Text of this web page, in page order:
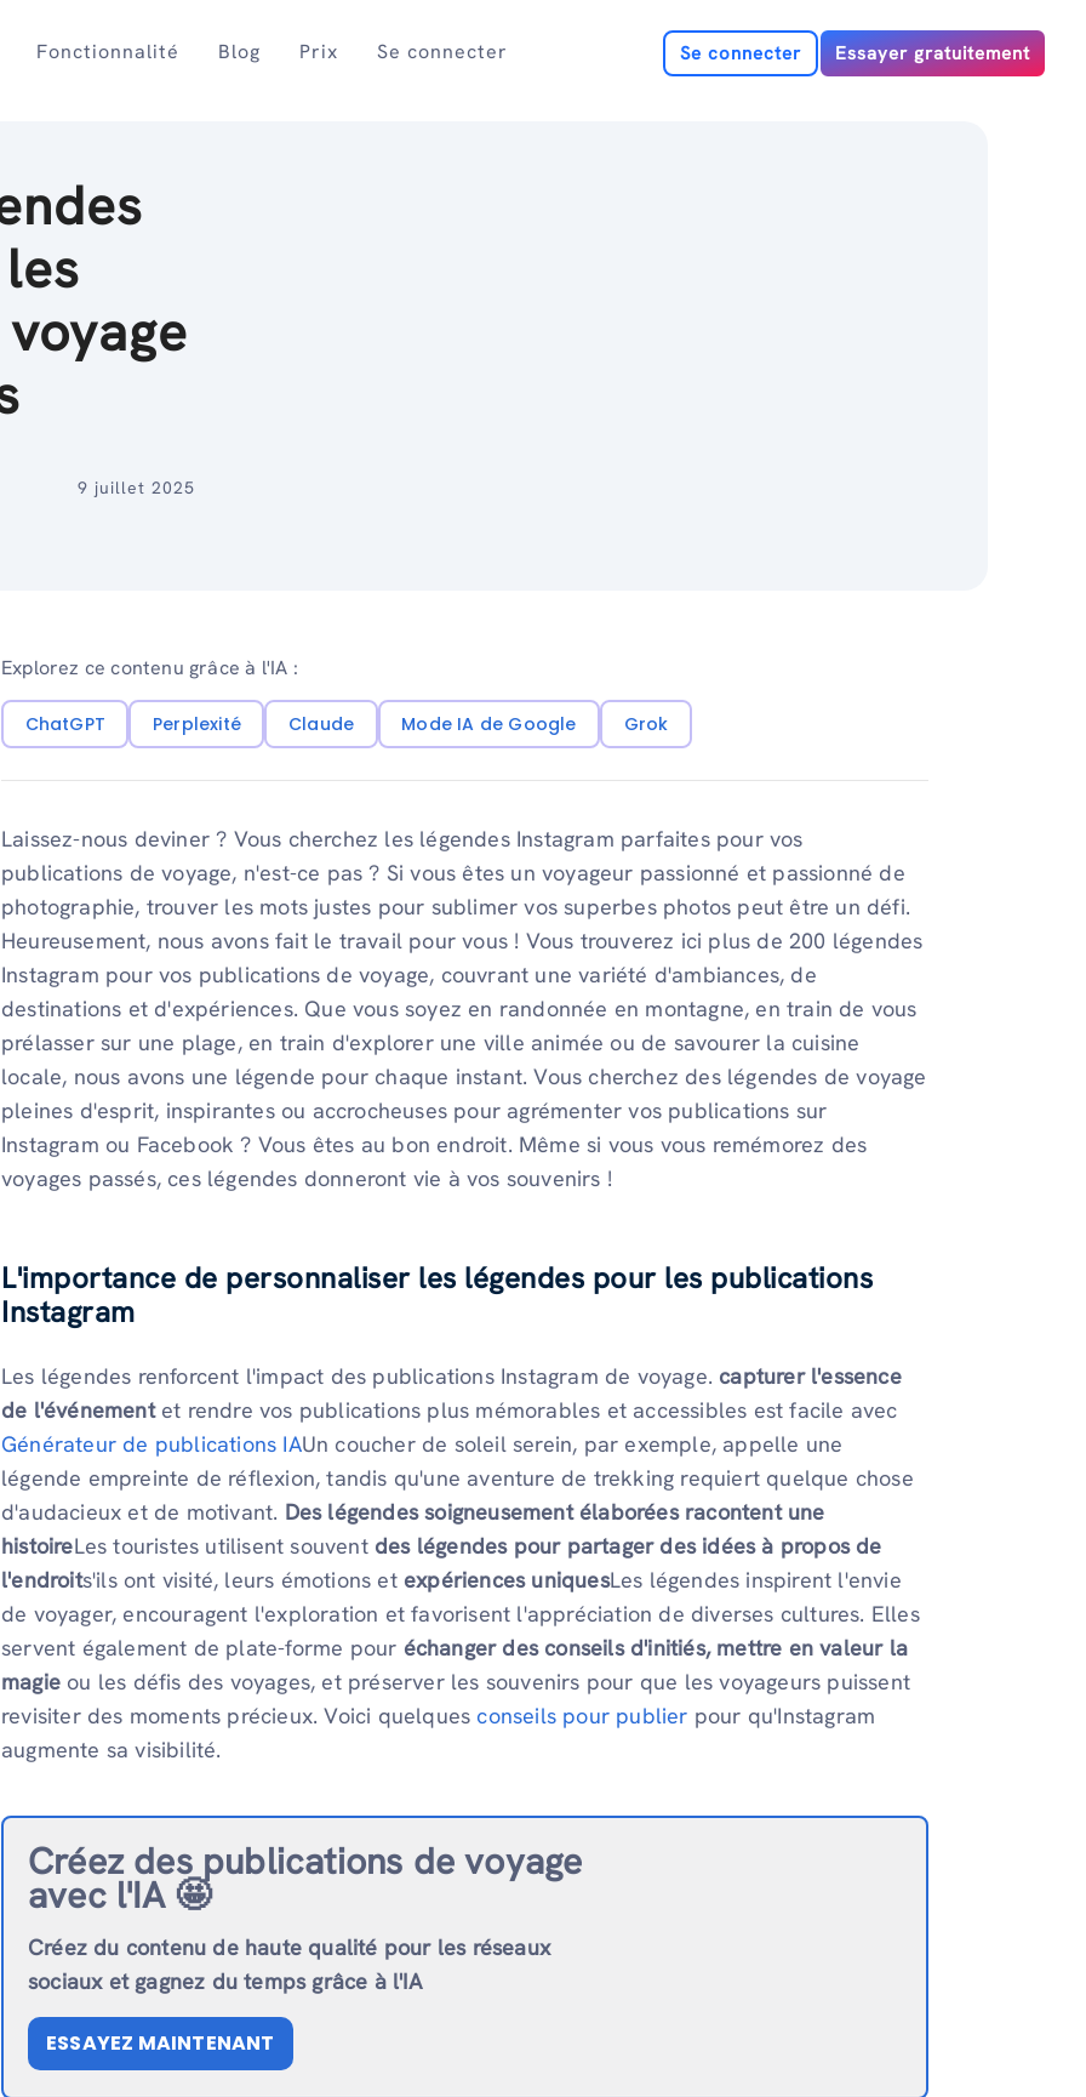
Fonctionnalité Blog Prix Se connecter Se connecter Essayer gratuitement
9 juillet 2025
Explorez ce contenu grâce à l'IA :
ChatGPT Perplexité Claude Mode IA de Google Grok
Laissez-nous deviner ? Vous cherchez les légendes Instagram parfaites pour vos
publications de voyage, n'est-ce pas ? Si vous êtes un voyageur passionné et passionné de
photographie, trouver les mots justes pour sublimer vos superbes photos peut être un défi.
Heureusement, nous avons fait le travail pour vous ! Vous trouverez ici plus de 200 légendes
Instagram pour vos publications de voyage, couvrant une variété d'ambiances, de
destinations et d'expériences. Que vous soyez en randonnée en montagne, en train de vous
prélasser sur une plage, en train d'explorer une ville animée ou de savourer la cuisine
locale, nous avons une légende pour chaque instant. Vous cherchez des légendes de voyage
pleines d'esprit, inspirantes ou accrocheuses pour agrémenter vos publications sur
Instagram ou Facebook ? Vous êtes au bon endroit. Même si vous vous remémorez des
voyages passés, ces légendes donneront vie à vos souvenirs !
L'importance de personnaliser les légendes pour les publications
Instagram
Les légendes renforcent l'impact des publications Instagram de voyage. capturer l'essence
de l'événementet rendre vos publications plus mémorables et accessibles est facile avec
Générateur de publications IAUn coucher de soleil serein, par exemple, appelle une
légende empreinte de réflexion, tandis qu'une aventure de trekking requiert quelque chose
d'audacieux et de motivant. Des légendes soigneusement élaborées racontent une
histoireLes touristes utilisent souvent des légendes pour partager des idées à propos de
l'endroits'ils ont visité, leurs émotions et expériences uniquesLes légendes inspirent l'envie
de voyager, encouragent l'exploration et favorisent l'appréciation de diverses cultures. Elles
servent également de plate-forme pour échanger des conseils d'initiés, mettre en valeur la
magie ou les défis des voyages, et préserver les souvenirs pour que les voyageurs puissent
revisiter des moments précieux. Voici quelques conseils pour publier pour qu'Instagram
augmente sa visibilité.
Créez des publications de voyage
avec l'IA 🤩
Créez du contenu de haute qualité pour les réseaux
sociaux et gagnez du temps grâce à l'IA
ESSAYEZ MAINTENANT